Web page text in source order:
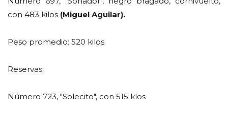
con 483 kilos (Miguel Aguilar).
Peso promedio: 520 kilos.
Reservas:
Número 723, "Solecito", con 515 klos